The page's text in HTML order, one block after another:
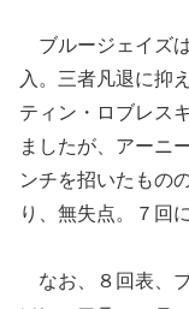
ブルージェイズ
入。三者凡退に抑
ティン・ロブレス
ましたが、アーニ
ンチを招いたもの
り、無失点。７回
なお、８回表、